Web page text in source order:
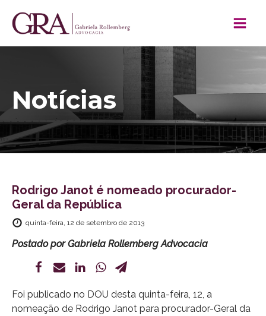
Notícias
Rodrigo Janot é nomeado procurador-
Geral da República
quinta-feira, 12 de setembro de 2013
Postado porGabriela Rollemberg Advocacia
Foi publicado no DOU desta quinta-feira, 12, a
nomeação de Rodrigo Janot para procurador-Geral da